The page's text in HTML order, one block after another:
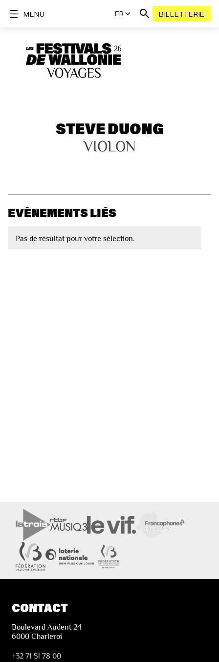
FR BILLETTERIE
MENU
STEVE DUONG
VIOLON
EVÈNEMENTS LIÉS
Pas de résultat pour votre sélection.
CONTACT
Boulevard Audent 24
6000 Charleroi
+32 71 51 78 00